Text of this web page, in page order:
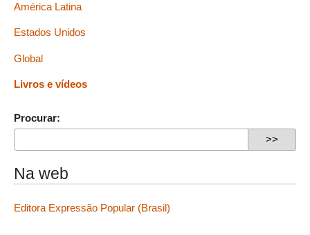
América Latina
Estados Unidos
Global
Livros e vídeos
Procurar:
Na web
Editora Expressão Popular (Brasil)